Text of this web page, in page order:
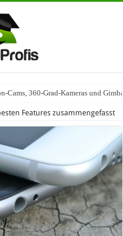
Cams, 360-Grad-Kameras und
Features zusammengefasst